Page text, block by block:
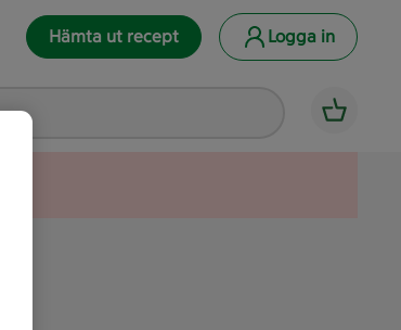
Hämta ut recept Logga in